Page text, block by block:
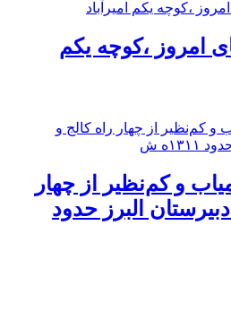
امروز ،کوچه یکم
و کم‌نظیر از چهار
البرز حدود